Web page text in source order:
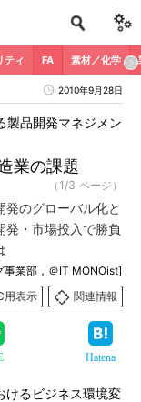
ティ FA 素材／化学
2010年9月28日
業の課題
製品開発マネジメン
（1/3 ページ）
のグローバル化と
発・市場投入で勝負
事業部，＠IT MONOist]
用表示
関連情報
Hatena
けるビジネス環境変